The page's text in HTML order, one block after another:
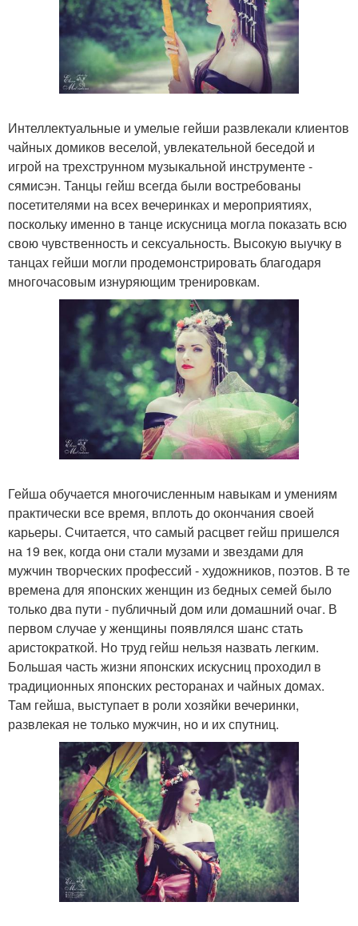
Интеллектуальные и умелые гейши развлекали клиентов
чайных домиков веселой, увлекательной беседой и
игрой на трехструнном музыкальной инструменте -
сямисэн. Танцы гейш всегда были востребованы
посетителями на всех вечеринках и мероприятиях,
поскольку именно в танце искусница могла показать всю
свою чувственность и сексуальность. Высокую выучку в
танцах гейши могли продемонстрировать благодаря
многочасовым изнуряющим тренировкам.
Гейша обучается многочисленным навыкам и умениям
практически все время, вплоть до окончания своей
карьеры. Считается, что самый расцвет гейш пришелся
на 19 век, когда они стали музами и звездами для
мужчин творческих профессий - художников, поэтов. В те
времена для японских женщин из бедных семей было
только два пути - публичный дом или домашний очаг. В
первом случае у женщины появлялся шанс стать
аристократкой. Но труд гейш нельзя назвать легким.
Большая часть жизни японских искусниц проходил в
традиционных японских ресторанах и чайных домах.
Там гейша, выступает в роли хозяйки вечеринки,
развлекая не только мужчин, но и их спутниц.